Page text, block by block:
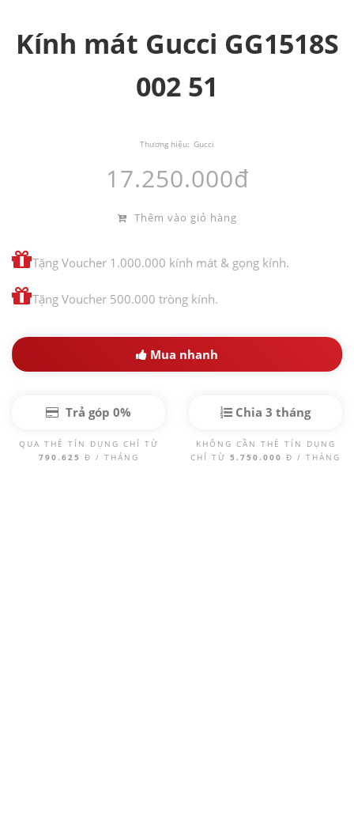
Kính mát Gucci GG1518S
002 51
Thương hiệu: Gucci
17.250.000đ
Thêm vào giỏ hàng
Tặng Voucher 1.000.000 kính mát & gọng kính.
Tặng Voucher 500.000 tròng kính.
Mua nhanh
Trả góp 0%
QUA THẺ TÍN DỤNG CHỈ TỪ
790.625 Đ / THÁNG
Chia 3 tháng
KHÔNG CẦN THẺ TÍN DỤNG
CHỈ TỪ 5.750.000 Đ / THÁNG